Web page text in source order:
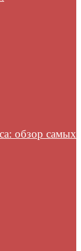
обзор самых